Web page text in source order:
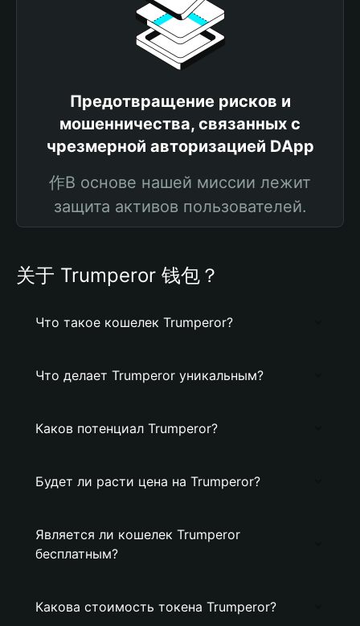
Предотвращение рисков и
мошенничества, связанных с
чрезмерной авторизацией DApp
作В основе нашей миссии лежит
защита активов пользователей.
关于 Trumperor 钱包？
Что такое кошелек Trumperor?
Что делает Trumperor уникальным?
Каков потенциал Trumperor?
Будет ли расти цена на Trumperor?
Является ли кошелек Trumperor
бесплатным?
Какова стоимость токена Trumperor?